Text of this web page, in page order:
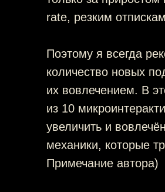
rate, резким
Поэтому я всегда
количество новых
их вовлечением. В
из 10
увеличить и
механики, которые
Примечание автора)